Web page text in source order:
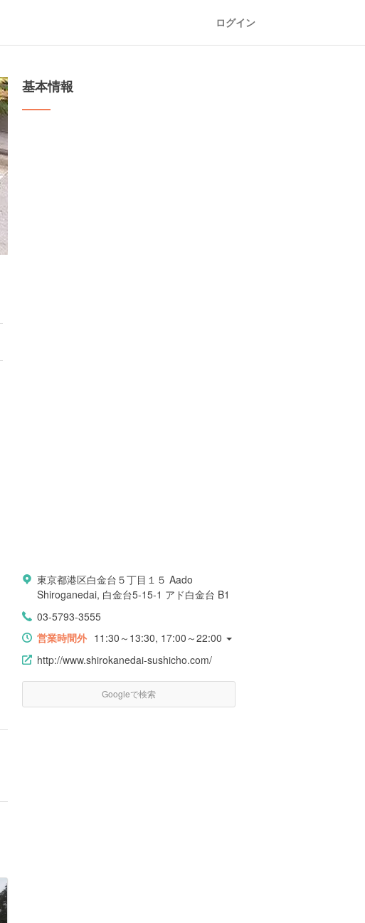
ログイン
基本情報
東京都港区白金台５丁目１５ Aado
Shiroganedai, 白金台5-15-1 アド白金台 B1
03-5793-3555
営業時間外 11:30～13:30, 17:00～22:00
http://www.shirokanedai-sushicho.com/
Googleで検索